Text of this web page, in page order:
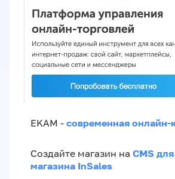
EKAM - современная онлайн-
Создайте магазин на CMS
магазина InSales